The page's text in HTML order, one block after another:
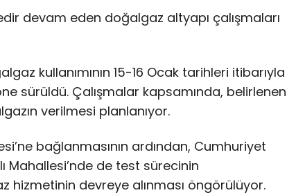
devam eden doğalgaz altyapı çalışmaları
kullanımının 15-16 Ocak tarihleri itibarıyla
sürüldü. Çalışmalar kapsamında, belirlenen
verilmesi planlanıyor.
bağlanmasının ardından, Cumhuriyet
Mahallesi’nde de test sürecinin
hizmetinin devreye alınması öngörülüyor.